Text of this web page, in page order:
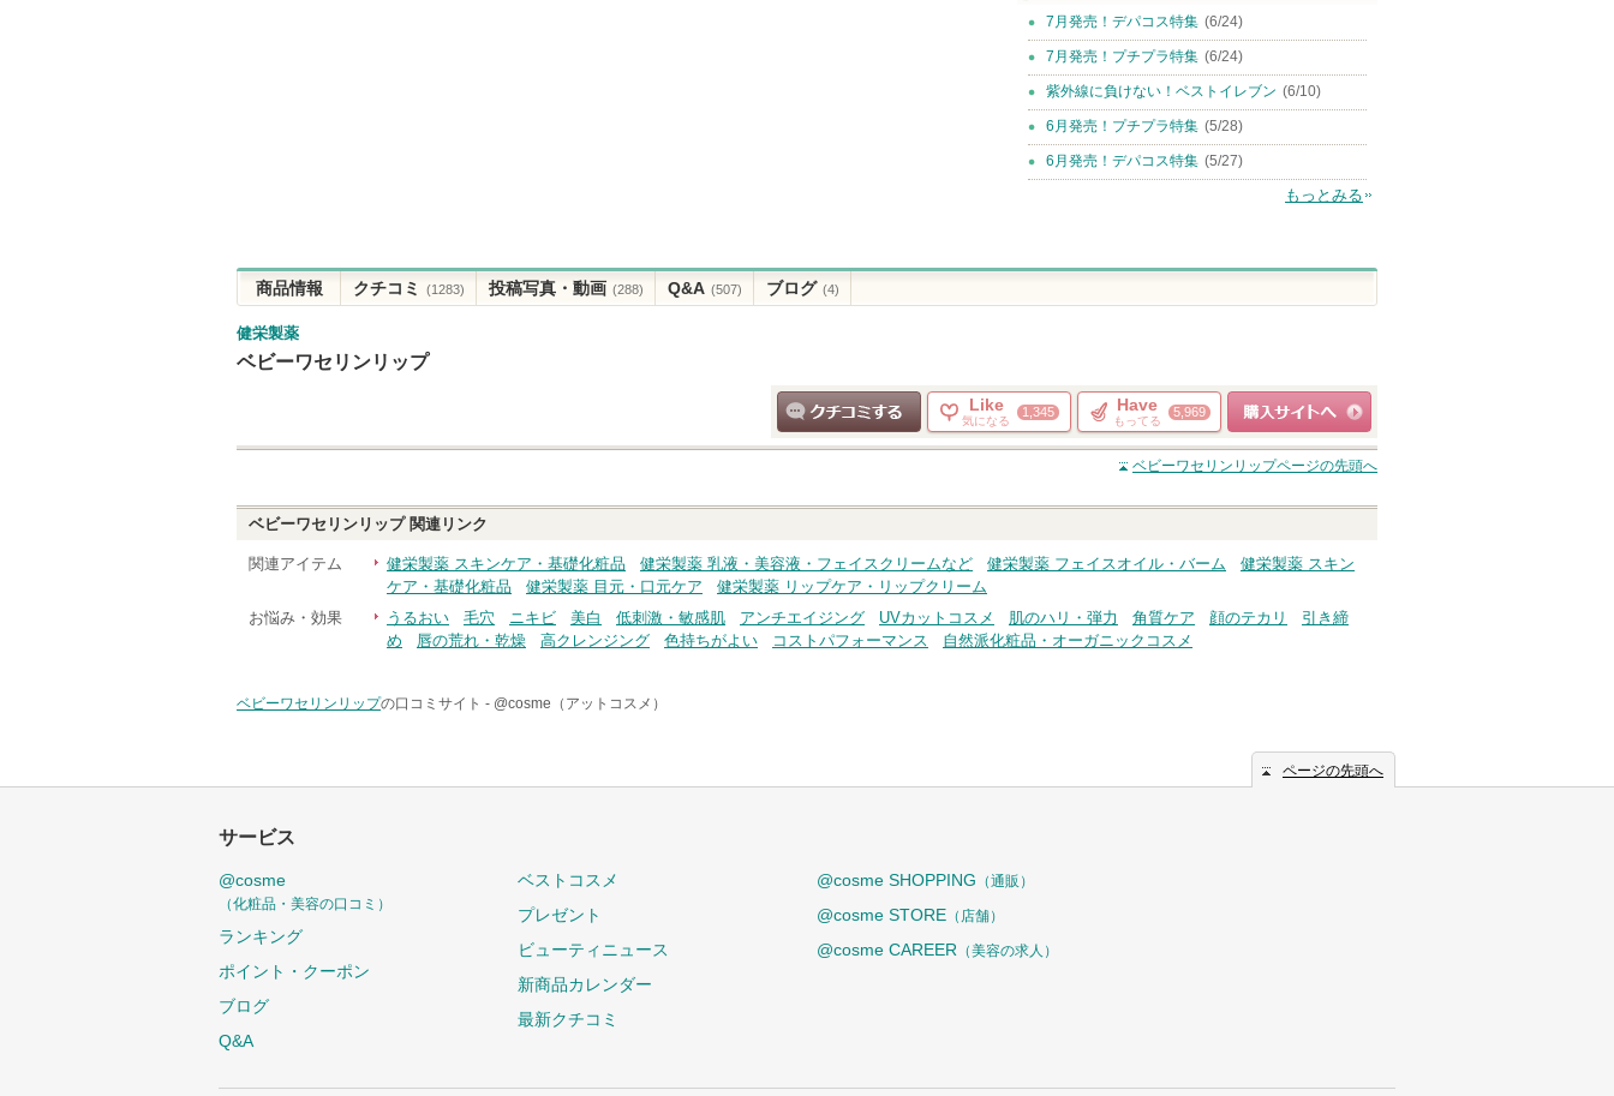
7月発売！デパコス特集 (6/24)
7月発売！プチプラ特集 (6/24)
紫外線に負けない！ベストイレブン (6/10)
6月発売！プチプラ特集 (5/28)
6月発売！デパコス特集 (5/27)
もっとみる
商品情報 クチコミ (1283) 投稿写真・動画 (288) Q&A (507) ブログ (4)
健栄製薬
ベビーワセリンリップ
クチコミする
Like
気になる
1,345 Have
もってる
5,969
ショッピングサイト
へ
ベビーワセリンリップページの先頭へ
ベビーワセリンリップ関連リンク
関連アイテム 健栄製薬 スキンケア・基礎化粧品 健栄製薬 乳液・美容液・フェイスクリームなど 健栄製薬 フェイスオイル・バーム
健栄製薬 スキン
ケア・基礎化粧品
健栄製薬 目元・口元ケア
健栄製薬 リップケア・リップクリーム
お悩み・効果
うるおい 毛穴 ニキビ 美白 低刺激・敏感肌 アンチエイジング UVカットコスメ 肌のハリ・弾力 角質ケア 顔のテカリ
引き締
め
唇の荒れ・乾燥 高クレンジング 色持ちがよい コストパフォーマンス 自然派化粧品・オーガニックコスメ
ベビーワセリンリップの口コミサイト - @cosme（アットコスメ）
ページの先頭へ
サービス
@cosme
（化粧品・美容の口コミ）
ランキング
ポイント・クーポン
ブログ
Q&A
ベストコスメ
プレゼント
ビューティニュース
新商品カレンダー
最新クチコミ
@cosme SHOPPING （通販）
@cosme STORE （店舗）
@cosme CAREER （美容の求人）